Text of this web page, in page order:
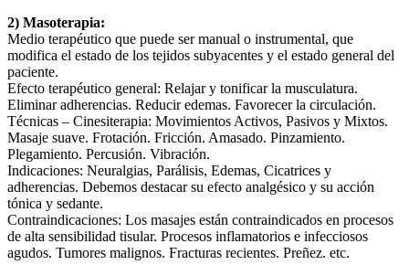
2) Masoterapia:
Medio terapéutico que puede ser manual o instrumental, que
modifica el estado de los tejidos subyacentes y el estado general del
paciente.
Efecto terapéutico general: Relajar y tonificar la musculatura.
Eliminar adherencias. Reducir edemas. Favorecer la circulación.
Técnicas – Cinesiterapia: Movimientos Activos, Pasivos y Mixtos.
Masaje suave. Frotación. Fricción. Amasado. Pinzamiento.
Plegamiento. Percusión. Vibración.
Indicaciones: Neuralgias, Parálisis, Edemas, Cicatrices y
adherencias. Debemos destacar su efecto analgésico y su acción
tónica y sedante.
Contraindicaciones: Los masajes están contraindicados en procesos
de alta sensibilidad tisular. Procesos inflamatorios e infecciosos
agudos. Tumores malignos. Fracturas recientes. Preñez. etc.